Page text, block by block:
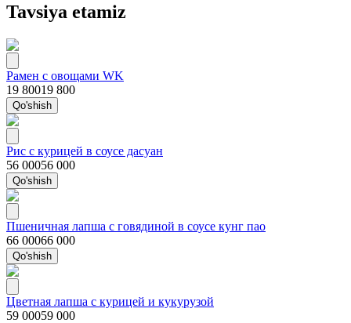
Tavsiya etamiz
Рамен с овощами WK
19 80019 800
Qo'shish
Рис с курицей в соусе дасуан
56 00056 000
Qo'shish
Пшеничная лапша с говядиной в соусе кунг пао
66 00066 000
Qo'shish
Цветная лапша с курицей и кукурузой
59 00059 000